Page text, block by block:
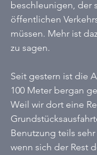
beschleunigen, der
öffentlichen
müssen. Mehr ist
zu sagen.
Seit gestern ist die
100 Meter bergan
Weil wir dort eine
Benutzung teils
wenn sich der Rest